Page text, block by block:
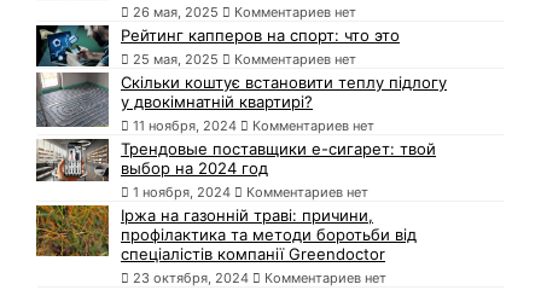
26 мая, 2025 Комментариев нет
Рейтинг капперов на спорт: что это
25 мая, 2025 Комментариев нет
Скільки коштує встановити теплу підлогу
у двокімнатній квартирі?
11 ноября, 2024 Комментариев нет
Трендовые поставщики e-сигарет: твой
выбор на 2024 год
1 ноября, 2024 Комментариев нет
Іржа на газонній траві: причини,
профілактика та методи боротьби від
спеціалістів компанії Greendoctor
23 октября, 2024 Комментариев нет